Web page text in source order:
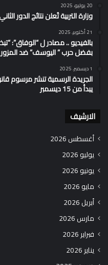
20 يوليو، 2025
وزارة التربية تُعلن نتائج الدور
21 أكتوبر، 2025
بالفيديو .. مصادر ل “الوفاق”:
بفضل حرب ” اليوسف” ضد
1 ديسمبر، 2025
الجريدة الرسمية تنشر مرسوم
يبدأ من 15 ديسمبر
الارشيف
أغسطس 2026
يوليو 2026
يونيو 2026
مايو 2026
أبريل 2026
مارس 2026
فبراير 2026
يناير 2026